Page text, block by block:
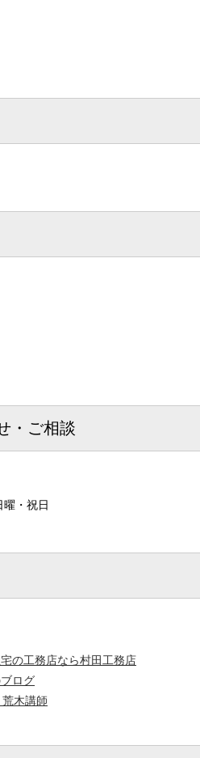
・ご相談
曜・祝日
の工務店なら村田工務店
ログ
木講師